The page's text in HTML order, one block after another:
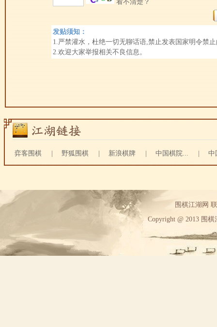
看不清楚？
发贴须知：
1.严禁灌水，杜绝一切无聊话语,禁止发表国家明令禁
2.欢迎大家举报相关不良信息。
弈客围棋 野狐围棋 新浪棋牌 中国棋院... 中
围棋江湖网
Copyright @ 2013 围